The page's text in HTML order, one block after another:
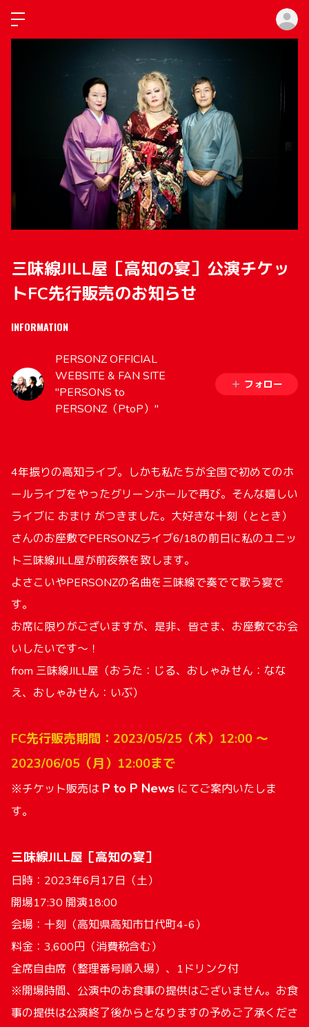
三味線JILL屋［高知の宴］公演チケッ
トFC先行販売のお知らせ
INFORMATION
PERSONZ OFFICIAL
WEBSITE & FAN SITE
"PERSONS to
PERSONZ（PtoP）"
フォロー
4年振りの高知ライブ。しかも私たちが全国で初めてのホ
ールライブをやったグリーンホールで再び。そんな嬉しい
ライブに おまけ がつきました。大好きな十刻（ととき）
さんのお座敷でPERSONZライブ6/18の前日に私のユニッ
ト三味線JILL屋が前夜祭を致します。
よさこいやPERSONZの名曲を三味線で奏でて歌う宴で
す。
お席に限りがございますが、是非、皆さま、お座敷でお会
いしたいです〜！
from 三味線JILL屋（おうた：じる、おしゃみせん：なな
え、おしゃみせん：いぶ）
FC先行販売期間：2023/05/25（木）12:00 〜
2023/06/05（月）12:00まで
※チケット販売は P to P News にてご案内いたしま
す。
三味線JILL屋［高知の宴］
日時：2023年6月17日（土）
開場17:30 開演18:00
会場：十刻（高知県高知市廿代町4-6）
料金：3,600円（消費税含む）
全席自由席（整理番号順入場）、1ドリンク付
※開場時間、公演中のお食事の提供はございません。お食
事の提供は公演終了後からとなりますの予めご了承くださ